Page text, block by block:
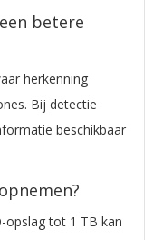
betere
herkenning
Bij detectie
beschikbaar
opslag tot 1 TB kan